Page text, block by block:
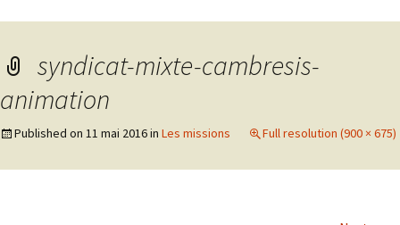
syndicat-mixte-cambresis-
animation
Published on 11 mai 2016in Les missions Full resolution (900 × 675)